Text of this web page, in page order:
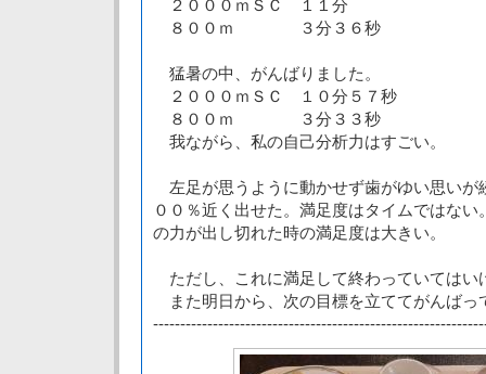
２０００ｍＳＣ １１分
８００ｍ ３分３６秒
猛暑の中、がんばりました。
２０００ｍＳＣ １０分５７秒
８００ｍ ３分３３秒
我ながら、私の自己分析力はすごい。
左足が思うように動かせず歯がゆい思いが
００％近く出せた。満足度はタイムではな
の力が出し切れた時の満足度は大きい。
ただし、これに満足して終わっていてはい
また明日から、次の目標を立ててがんばっ